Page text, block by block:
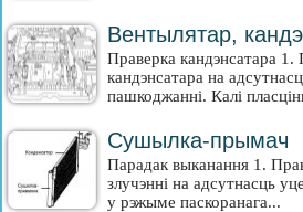
Вентылятар,
Праверка кандэнсатара 1.
кандэнсатара на
пашкоджанні. Калі
Сушылка-прымач
Парадак выканання 1.
злучэнні на адсутнасць
у рэжыме паскоранага...